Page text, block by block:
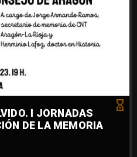
I JORNADAS
DE LA MEMORIA